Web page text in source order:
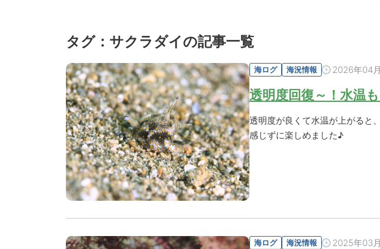
タグ：サクラダイの記事一覧
海ログ 海況情報 2026年04
透明度回復～！水温
透明度が良くて水温が上がると
感じずに楽しめました♪
海ログ 海況情報 2025年03